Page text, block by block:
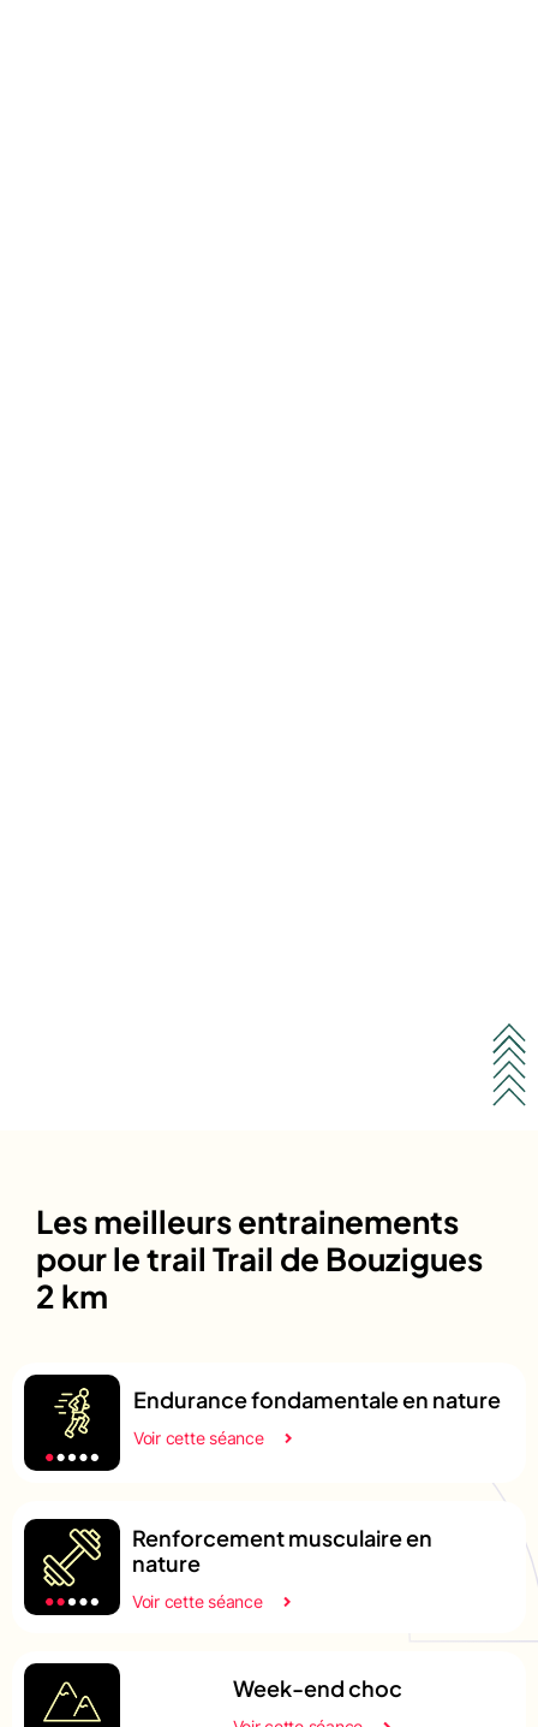
Les meilleurs entrainements
pour le trail Trail de Bouzigues
2 km
Endurance fondamentale en nature
Voir cette séance
Renforcement musculaire en
nature
Voir cette séance
Week-end choc